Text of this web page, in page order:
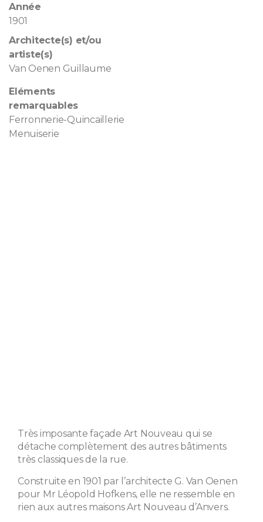
Année
1901
Architecte(s) et/ou
artiste(s)
Van Oenen Guillaume
Eléments
remarquables
Ferronnerie-Quincaillerie
Menuiserie
Très imposante façade Art Nouveau qui se
détache complètement des autres bâtiments
très classiques de la rue.
Construite en 1901 par l’architecte G. Van Oenen
pour Mr Léopold Hofkens, elle ne ressemble en
rien aux autres maisons Art Nouveau d’Anvers.